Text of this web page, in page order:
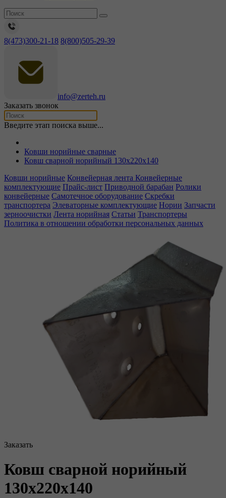
8(473)300-21-18 8(800)505-29-39
info@zerteh.ru
Заказать звонок
Введите этап поиска выше...
Ковши норийные сварные
Ковш сварной норийный 130х220х140
Ковши норийные Конвейерная лента Конвейерные
комплектующие Прайс-лист Приводной барабан Ролики
конвейерные Самотечное оборудование Скребки
транспортера Элеваторные комплектующие Нории Запчасти
зерноочистки Лента норийная Статьи Транспортеры
Политика в отношении обработки персональных данных
Заказать
Ковш сварной норийный
130х220х140